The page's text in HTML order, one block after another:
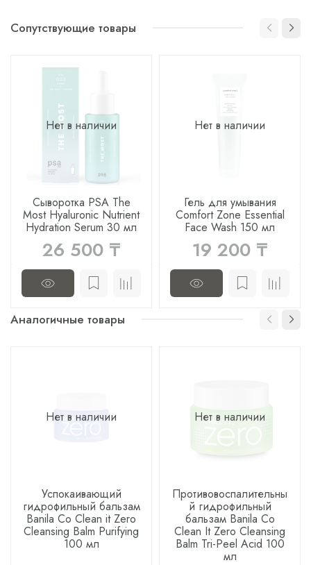
Сопутствующие товары
Нет в наличии
Сыворотка PSA The
Most Hyaluronic Nutrient
Hydration Serum 30 мл
26 500 ₸
Нет в наличии
Гель для умывания
Comfort Zone Essential
Face Wash 150 мл
19 200 ₸
Аналогичные товары
Нет в наличии
Успокаивающий
гидрофильный бальзам
Banila Co Clean it Zero
Cleansing Balm Purifying
100 мл
Нет в наличии
Противовоспалительны
й гидрофильный
бальзам Banila Co
Clean It Zero Cleansing
Balm Tri-Peel Acid 100
мл